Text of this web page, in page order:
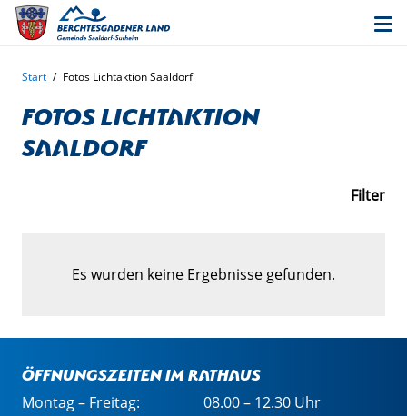
Start / Fotos Lichtaktion Saaldorf
Fotos Lichtaktion
Saaldorf
Filter
Es wurden keine Ergebnisse gefunden.
Öffnungszeiten im Rathaus
Montag – Freitag:
08.00 – 12.30 Uhr